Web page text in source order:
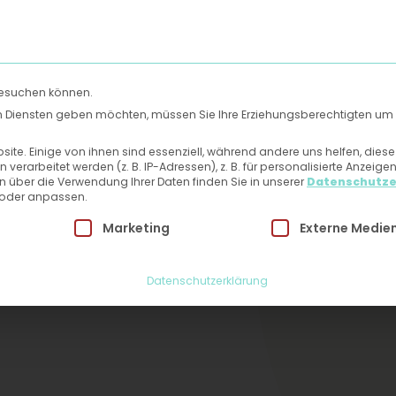
können.
geben möchten, müssen Sie Ihre Erziehungsberechtigten um
Einige von ihnen sind essenziell, während andere uns helfen,
werden (z. B. IP-Adressen), z. B. für personalisierte
über die Verwendung Ihrer Daten finden Sie in unserer
anpassen.
erteilt werden kann. Die erste Service-
Marketing Externe
Datenschutzerklärung